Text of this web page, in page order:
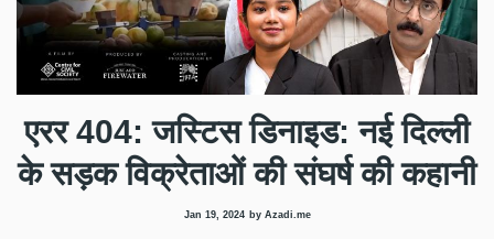
एरर 404: जस्टिस डिनाइड: नई दिल्ली
के सड़क विक्रेताओं की संघर्ष की कहानी
Jan 19, 2024 by Azadi.me